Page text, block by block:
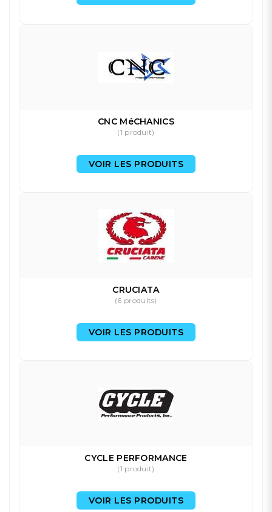
CNC MéCHANICS
(1 produit)
VOIR LES PRODUITS
CRUCIATA
(6 produits)
VOIR LES PRODUITS
CYCLE PERFORMANCE
(1 produit)
VOIR LES PRODUITS